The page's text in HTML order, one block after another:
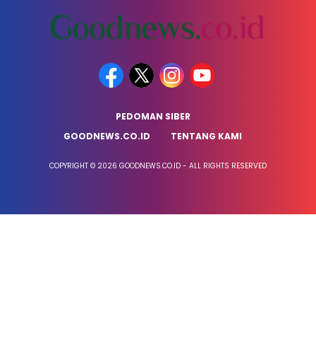
PEDOMAN SIBER
GOODNEWS.CO.ID
TENTANG KAMI
COPYRIGHT © 2026 GOODNEWS.CO.ID - ALL RIGHTS RESERVED